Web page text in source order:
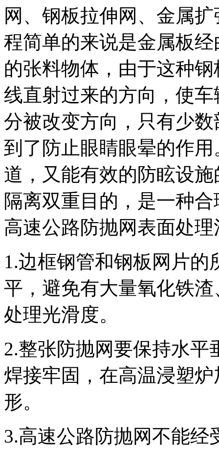
网、钢板拉伸网、金属
程简单的来说是金属板
的张料物体，由于这种
线直射过来的方向，使
分被改变方向，只有少
到了防止眼睛眼晕的作
道，又能有效的防眩设
隔离双重目的，是一种
高速公路防抛网表面处
1.边框钢管和钢板网片
平，避免有大量氧化铁
处理光滑度。
2.整张防抛网要保持水
焊接牢固，在高温浸塑
形。
3.高速公路防抛网不能